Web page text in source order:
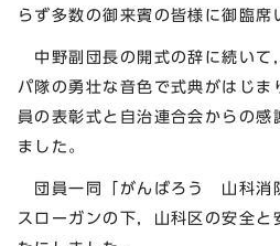
らず多数の御来賓の皆様に御臨席
中野副団長の開式の辞に続いて
パ隊の勇壮な音色で式典がはじま
員の表彰式と自治連合会からの感
ました。
団員一同「がんばろう 山科消
スローガンの下，山科区の安全と